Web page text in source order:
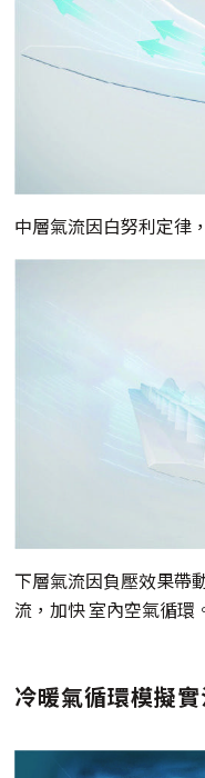
中層氣流因白努利定律
下層氣流因負壓效果帶
流，加快 室內空氣循環
冷暖氣循環模擬實